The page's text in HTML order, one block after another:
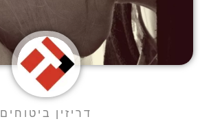
דריזין ביטוחים